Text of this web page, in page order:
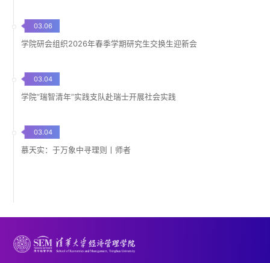
03.06
学院研会组织2026年春季学期研究生交换生迎新会
03.04
学院“瑞智清年”实践支队赴瑞士开展社会实践
03.04
慕天实：于万象中寻理则丨师者